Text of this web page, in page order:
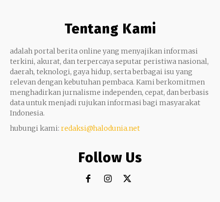
Tentang Kami
adalah portal berita online yang menyajikan informasi
terkini, akurat, dan terpercaya seputar peristiwa nasional,
daerah, teknologi, gaya hidup, serta berbagai isu yang
relevan dengan kebutuhan pembaca. Kami berkomitmen
menghadirkan jurnalisme independen, cepat, dan berbasis
data untuk menjadi rujukan informasi bagi masyarakat
Indonesia.
hubungi kami: redaksi@halodunia.net
Follow Us